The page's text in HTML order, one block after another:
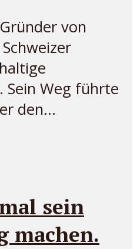
von
Weg führte
den...
sein
machen.